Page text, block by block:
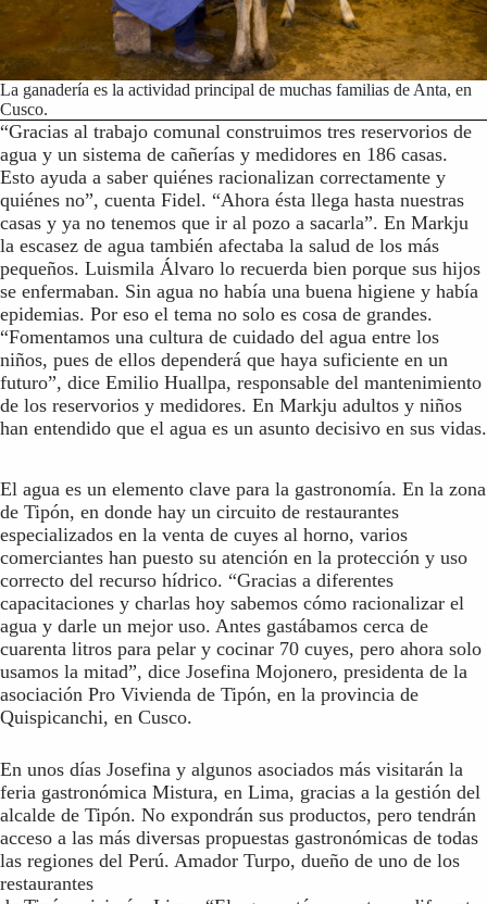
La ganadería es la actividad principal de muchas familias de Anta, en
Cusco.
“Gracias al trabajo comunal construimos tres reservorios de
agua y un sistema de cañerías y medidores en 186 casas.
Esto ayuda a saber quiénes racionalizan correctamente y
quiénes no”, cuenta Fidel. “Ahora ésta llega hasta nuestras
casas y ya no tenemos que ir al pozo a sacarla”. En Markju
la escasez de agua también afectaba la salud de los más
pequeños. Luismila Álvaro lo recuerda bien porque sus hijos
se enfermaban. Sin agua no había una buena higiene y había
epidemias. Por eso el tema no solo es cosa de grandes.
“Fomentamos una cultura de cuidado del agua entre los
niños, pues de ellos dependerá que haya suficiente en un
futuro”, dice Emilio Huallpa, responsable del mantenimiento
de los reservorios y medidores. En Markju adultos y niños
han entendido que el agua es un asunto decisivo en sus vidas.
El agua es un elemento clave para la gastronomía. En la zona
de Tipón, en donde hay un circuito de restaurantes
especializados en la venta de cuyes al horno, varios
comerciantes han puesto su atención en la protección y uso
correcto del recurso hídrico. “Gracias a diferentes
capacitaciones y charlas hoy sabemos cómo racionalizar el
agua y darle un mejor uso. Antes gastábamos cerca de
cuarenta litros para pelar y cocinar 70 cuyes, pero ahora solo
usamos la mitad”, dice Josefina Mojonero, presidenta de la
asociación Pro Vivienda de Tipón, en la provincia de
Quispicanchi, en Cusco.
En unos días Josefina y algunos asociados más visitarán la
feria gastronómica Mistura, en Lima, gracias a la gestión del
alcalde de Tipón. No expondrán sus productos, pero tendrán
acceso a las más diversas propuestas gastronómicas de todas
las regiones del Perú. Amador Turpo, dueño de uno de los
restaurantes